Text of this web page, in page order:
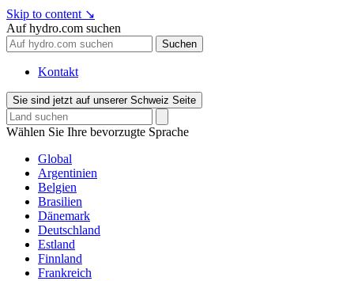
Skip to content ↘
Auf hydro.com suchen
Suchen
Kontakt
Sie sind jetzt auf unserer Schweiz Seite
Wählen Sie Ihre bevorzugte Sprache
Global
Argentinien
Belgien
Brasilien
Dänemark
Deutschland
Estland
Finnland
Frankreich